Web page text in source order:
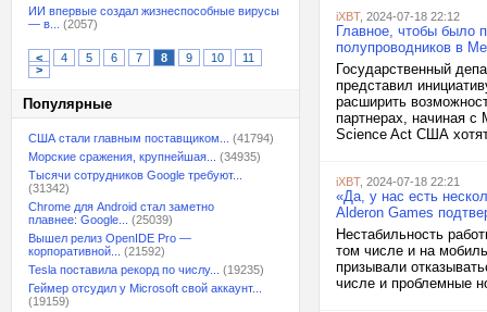
ИИ впервые создал жизнеспособные вирусы
— в...
(2057)
< 4 5 6 7 8 9 10
11
>
Популярные
США стали главным поставщиком...
(41794)
Морские сражения, крупнейшая...
(34935)
Тысячи сотрудников Google требуют...
(31342)
Chrome для Android стал заметно
плавнее: Google...
(25039)
Вышел релиз OpenIDE Pro —
корпоративной...
(21592)
Tesla поставила рекорд по числу...
(19235)
Геймер отсудил у Microsoft свой аккаунт...
(19159)
iXBT, 2024-07-18 22:12
Главное, чтобы было
полупроводников в
Государственный
представил
расширить
партнерах, начиная
Science Act США
iXBT, 2024-07-18 22:21
«Да, у нас есть
Alderon Games
Нестабильность
том числе и на
призывали
числе и проблемные